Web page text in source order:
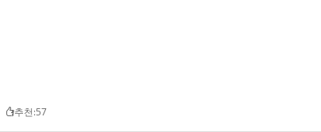
추천:57